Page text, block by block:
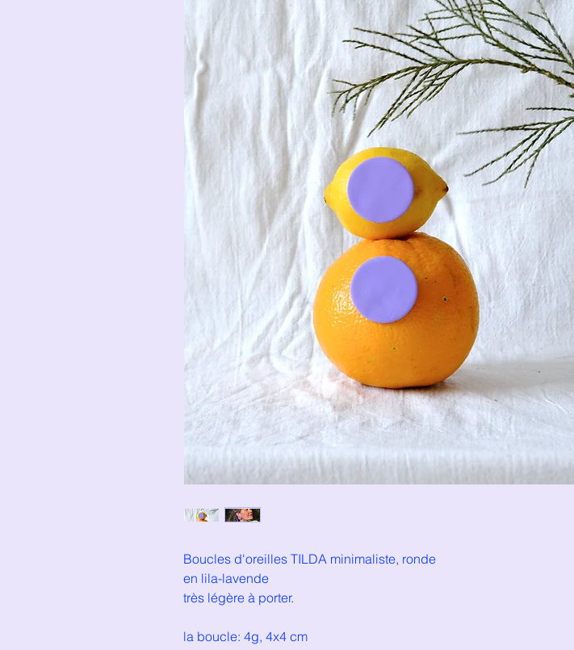
Boucles d'oreilles TILDA minimaliste, ronde
en lila-lavende
très légère à porter.
la boucle: 4g, 4x4 cm